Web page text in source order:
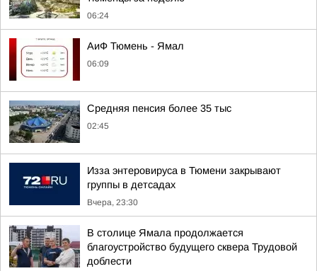
06:24
АиФ Тюмень - Ямал
06:09
Средняя пенсия более 35 тыс
02:45
Изза энтеровируса в Тюмени закрывают
группы в детсадах
Вчера, 23:30
В столице Ямала продолжается
благоустройство будущего сквера Трудовой
доблести